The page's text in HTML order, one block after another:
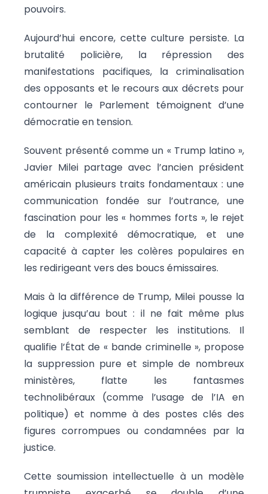
pouvoirs.
Aujourd’hui encore, cette culture persiste. La
brutalité policière, la répression des
manifestations pacifiques, la criminalisation
des opposants et le recours aux décrets pour
contourner le Parlement témoignent d’une
démocratie en tension.
Souvent présenté comme un « Trump latino »,
Javier Milei partage avec l’ancien président
américain plusieurs traits fondamentaux : une
communication fondée sur l’outrance, une
fascination pour les « hommes forts », le rejet
de la complexité démocratique, et une
capacité à capter les colères populaires en
les redirigeant vers des boucs émissaires.
Mais à la différence de Trump, Milei pousse la
logique jusqu’au bout : il ne fait même plus
semblant de respecter les institutions. Il
qualifie l’État de « bande criminelle », propose
la suppression pure et simple de nombreux
ministères, flatte les fantasmes
technolibéraux (comme l’usage de l’IA en
politique) et nomme à des postes clés des
figures corrompues ou condamnées par la
justice.
Cette soumission intellectuelle à un modèle